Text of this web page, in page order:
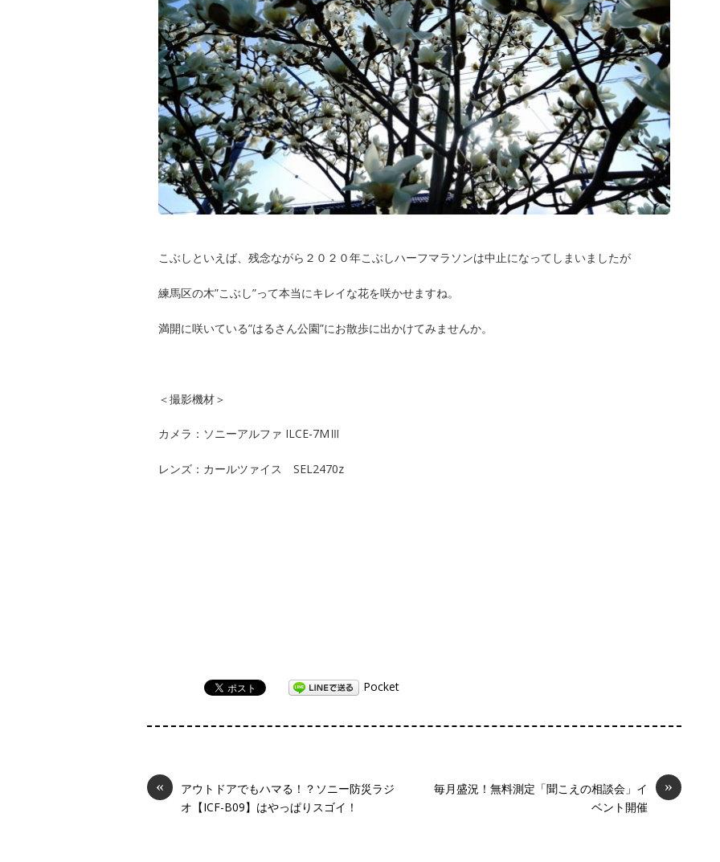
こぶしといえば、残念ながら２０２０年こぶしハーフマラソンは中止になってしまいましたが
練馬区の木”こぶし”って本当にキレイな花を咲かせますね。
満開に咲いている”はるさん公園”にお散歩に出かけてみませんか。
＜撮影機材＞
カメラ：ソニーアルファ ILCE-7MⅢ
レンズ：カールツァイス SEL2470z
Pocket
«
アウトドアでもハマる！？ソニー防災ラジ
オ【ICF-B09】はやっぱりスゴイ！
»
毎月盛況！無料測定「聞こえの相談会」イ
ベント開催